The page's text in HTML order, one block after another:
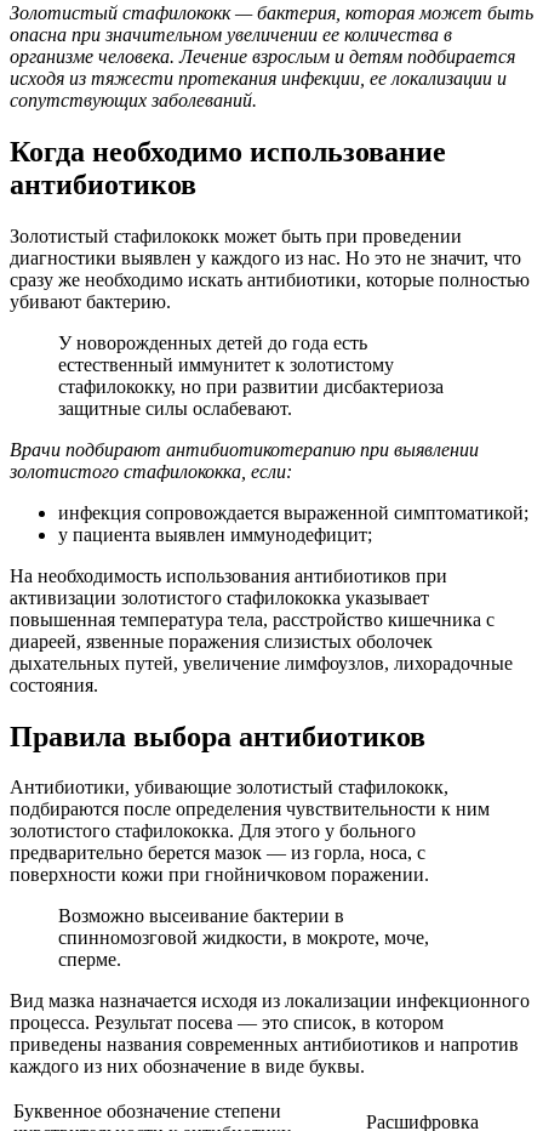
Золотистый стафилококк — бактерия, которая может быть
опасна при значительном увеличении ее количества в
организме человека. Лечение взрослым и детям подбирается
исходя из тяжести протекания инфекции, ее локализации и
сопутствующих заболеваний.
Когда необходимо использование
антибиотиков
Золотистый стафилококк может быть при проведении
диагностики выявлен у каждого из нас. Но это не значит, что
сразу же необходимо искать антибиотики, которые полностью
убивают бактерию.
У новорожденных детей до года есть
естественный иммунитет к золотистому
стафилококку, но при развитии дисбактериоза
защитные силы ослабевают.
Врачи подбирают антибиотикотерапию при выявлении
золотистого стафилококка, если:
инфекция сопровождается выраженной симптоматикой;
у пациента выявлен иммунодефицит;
На необходимость использования антибиотиков при
активизации золотистого стафилококка указывает
повышенная температура тела, расстройство кишечника с
диареей, язвенные поражения слизистых оболочек
дыхательных путей, увеличение лимфоузлов, лихорадочные
состояния.
Правила выбора антибиотиков
Антибиотики, убивающие золотистый стафилококк,
подбираются после определения чувствительности к ним
золотистого стафилококка. Для этого у больного
предварительно берется мазок — из горла, носа, с
поверхности кожи при гнойничковом поражении.
Возможно высеивание бактерии в
спинномозговой жидкости, в мокроте, моче,
сперме.
Вид мазка назначается исходя из локализации инфекционного
процесса. Результат посева — это список, в котором
приведены названия современных антибиотиков и напротив
каждого из них обозначение в виде буквы.
Буквенное обозначение степени
Расшифровка